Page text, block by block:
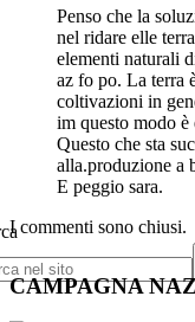
Penso che la
nel ridare elle
elementi naturali
az fo po. La terra
coltivazioni in
im questo modo è
Questo che sta
alla.produzione a
E peggio sara.
I commenti sono chiusi.
CAMPAGNA